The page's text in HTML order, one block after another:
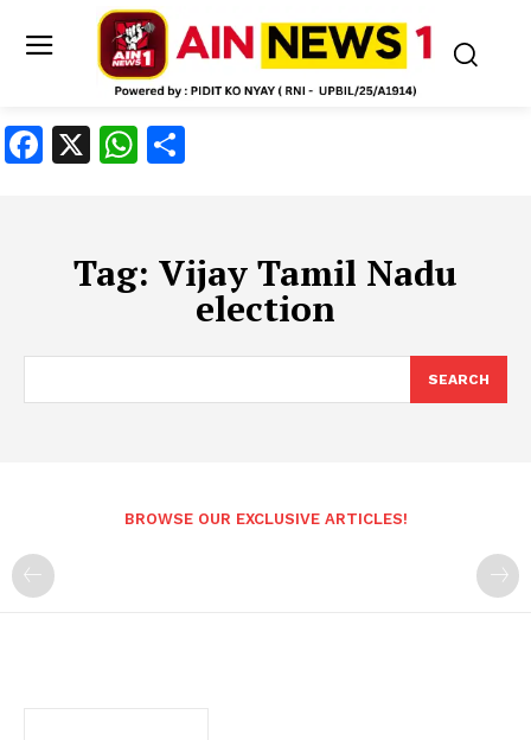
Facebook
X WhatsApp
Tag: Vijay Tamil Nadu
election
SEARCH
BROWSE OUR EXCLUSIVE ARTICLES!